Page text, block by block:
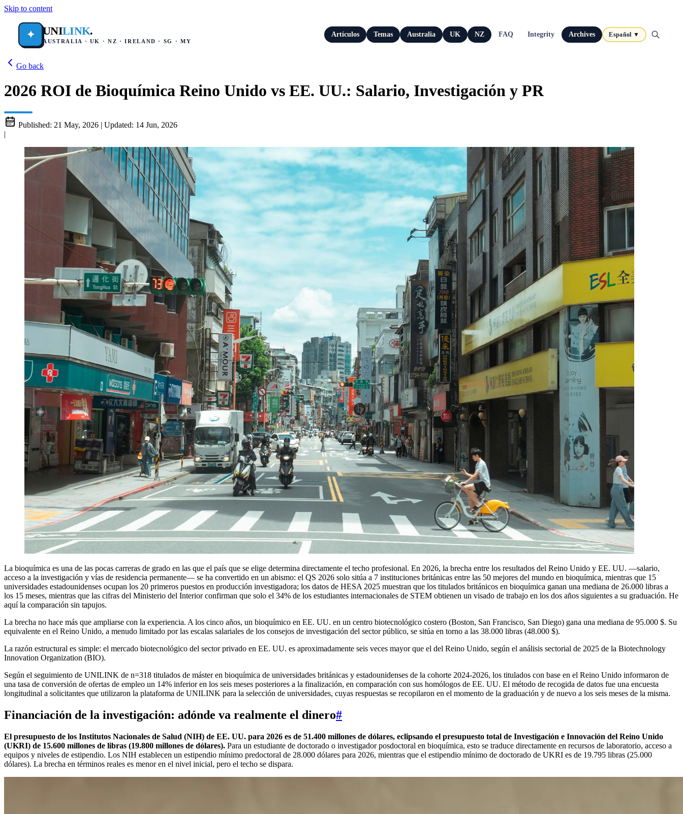
Skip to content
✦ UNILINK.
AUSTRALIA · UK · NZ · IRELAND · SG · MY
Artículos Temas Australia UK NZ FAQ Integrity Archives Español ▼
Go back
2026 ROI de Bioquímica Reino Unido vs EE. UU.: Salario, Investigación y PR
Published: 21 May, 2026 | Updated: 14 Jun, 2026
|
La bioquímica es una de las pocas carreras de grado en las que el país que se elige determina directamente el techo profesional. En 2026, la brecha entre los resultados del Reino Unido y EE. UU. —salario,
acceso a la investigación y vías de residencia permanente— se ha convertido en un abismo: el QS 2026 solo sitúa a 7 instituciones británicas entre las 50 mejores del mundo en bioquímica, mientras que 15
universidades estadounidenses ocupan los 20 primeros puestos en producción investigadora; los datos de HESA 2025 muestran que los titulados británicos en bioquímica ganan una mediana de 26.000 libras a
los 15 meses, mientras que las cifras del Ministerio del Interior confirman que solo el 34% de los estudiantes internacionales de STEM obtienen un visado de trabajo en los dos años siguientes a su graduación. He
aquí la comparación sin tapujos.
La brecha no hace más que ampliarse con la experiencia. A los cinco años, un bioquímico en EE. UU. en un centro biotecnológico costero (Boston, San Francisco, San Diego) gana una mediana de 95.000 $. Su
equivalente en el Reino Unido, a menudo limitado por las escalas salariales de los consejos de investigación del sector público, se sitúa en torno a las 38.000 libras (48.000 $).
La razón estructural es simple: el mercado biotecnológico del sector privado en EE. UU. es aproximadamente seis veces mayor que el del Reino Unido, según el análisis sectorial de 2025 de la Biotechnology
Innovation Organization (BIO).
Según el seguimiento de UNILINK de n=318 titulados de máster en bioquímica de universidades británicas y estadounidenses de la cohorte 2024-2026, los titulados con base en el Reino Unido informaron de
una tasa de conversión de ofertas de empleo un 14% inferior en los seis meses posteriores a la finalización, en comparación con sus homólogos de EE. UU. El método de recogida de datos fue una encuesta
longitudinal a solicitantes que utilizaron la plataforma de UNILINK para la selección de universidades, cuyas respuestas se recopilaron en el momento de la graduación y de nuevo a los seis meses de la misma.
Financiación de la investigación: adónde va realmente el dinero#
El presupuesto de los Institutos Nacionales de Salud (NIH) de EE. UU. para 2026 es de 51.400 millones de dólares, eclipsando el presupuesto total de Investigación e Innovación del Reino Unido
(UKRI) de 15.600 millones de libras (19.800 millones de dólares). Para un estudiante de doctorado o investigador posdoctoral en bioquímica, esto se traduce directamente en recursos de laboratorio, acceso a
equipos y niveles de estipendio. Los NIH establecen un estipendio mínimo predoctoral de 28.000 dólares para 2026, mientras que el estipendio mínimo de doctorado de UKRI es de 19.795 libras (25.000
dólares). La brecha en términos reales es menor en el nivel inicial, pero el techo se dispara.